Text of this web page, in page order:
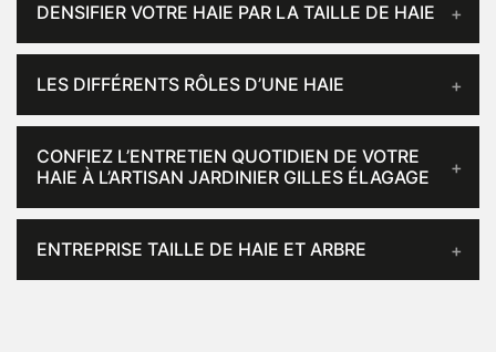
DENSIFIER VOTRE HAIE PAR LA TAILLE DE HAIE
LES DIFFÉRENTS RÔLES D’UNE HAIE
CONFIEZ L’ENTRETIEN QUOTIDIEN DE VOTRE
HAIE À L’ARTISAN JARDINIER GILLES ÉLAGAGE
ENTREPRISE TAILLE DE HAIE ET ARBRE